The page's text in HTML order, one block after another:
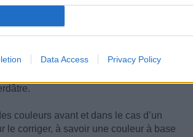
Data Access Privacy Policy
vos de cheveux a un pigment de base et
que vous avez déjà mis en place.
pigment de base bleu gris, ainsi en est-il
et vous choisissez un blond que
or/jaune. Le problème que vous êtes
couleurs avant et dans le cas d’un
le corriger, à savoir une couleur à base